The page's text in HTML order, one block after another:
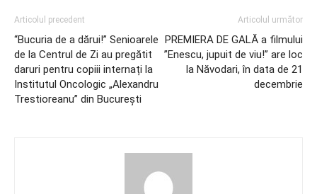
Articolul precedent
“Bucuria de a dărui!” Senioarele
de la Centrul de Zi au pregătit
daruri pentru copiii internați la
Institutul Oncologic „Alexandru
Trestioreanu” din București
Articolul următor
PREMIERA DE GALĂ a filmului
”Enescu, jupuit de viu!” are loc
la Năvodari, în data de 21
decembrie